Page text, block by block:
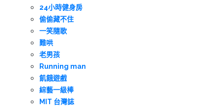
24小時健身房
偷偷藏不住
一笑隨歌
難哄
老男孩
Running man
飢餓遊戲
綜藝一級棒
MIT 台灣誌